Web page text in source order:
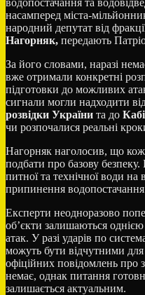
насамперед міста-
народний депутат від
Нагорняк, передають
За його словами, наразі
вже отримали конкретні
підготовки до можливих
сигнали могли надходити
розвідки України та до
чи розпочалися реальні
Нагорняк наголосив, що
подбати про базову безпеку.
питної та технічної води
припинення
Експерти неодноразово
об’єкти залишаються
атак. У разі ударів по
можуть бути відчутними
офіційних повідомлень про
немає, однак питання
залишається актуальним.